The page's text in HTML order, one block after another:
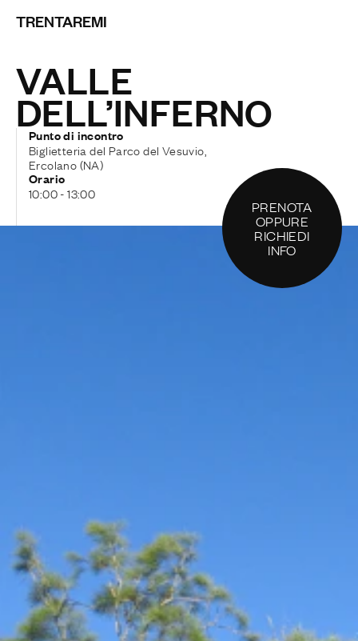
TRENTAREMI
VALLE
DELL’INFERNO
Punto di incontro
Biglietteria del Parco del Vesuvio,
Ercolano (NA)
Orario
10:00 - 13:00
PRENOTA
OPPURE
RICHIEDI
INFO